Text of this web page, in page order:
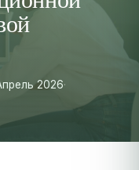
2026·